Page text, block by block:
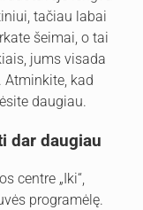
tačiau labai
šeimai, o tai
jums visada
Atminkite, kad
daugiau.
dar daugiau
centre „Iki“,
programėlę.